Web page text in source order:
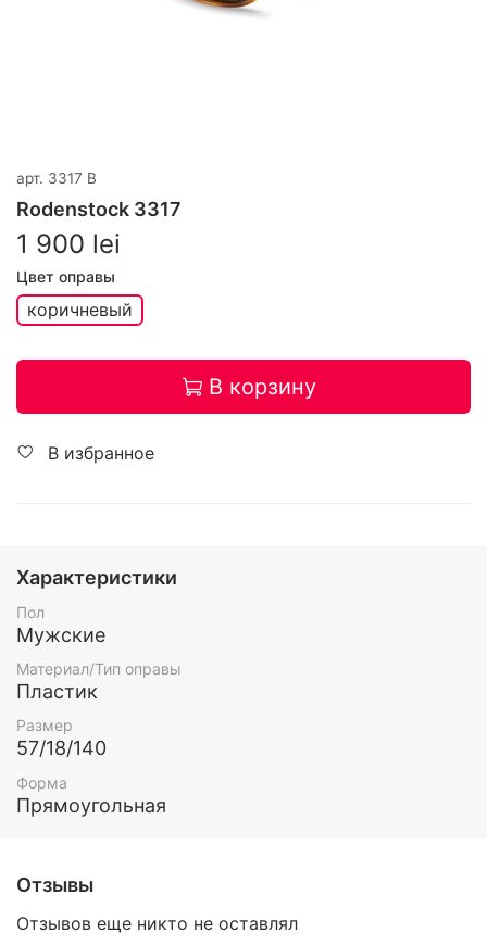
арт. 3317 B
Rodenstock 3317
1 900 lei
Цвет оправы
коричневый
В корзину
В избранное
Характеристики
Пол
Мужские
Материал/Тип оправы
Пластик
Размер
57/18/140
Форма
Прямоугольная
Отзывы
Отзывов еще никто не оставлял